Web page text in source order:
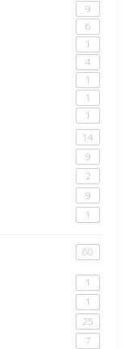
9
6
1
4
1
1
1
14
9
2
9
1
60
1
1
25
7